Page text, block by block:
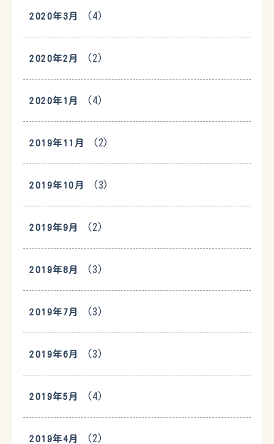
2020年3月 (4)
2020年2月 (2)
2020年1月 (4)
2019年11月 (2)
2019年10月 (3)
2019年9月 (2)
2019年8月 (3)
2019年7月 (3)
2019年6月 (3)
2019年5月 (4)
2019年4月 (2)